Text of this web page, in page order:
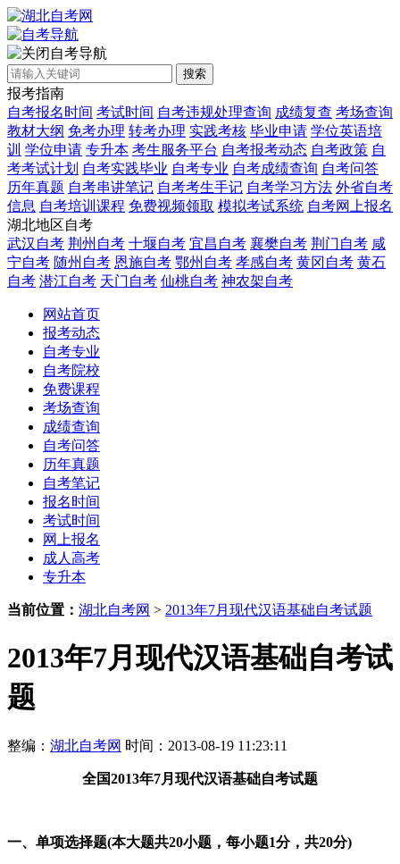
自考导航
搜索
报考指南
自考报名时间 考试时间 自考违规处理查询 成绩复查 考场查询
教材大纲 免考办理 转考办理 实践考核 毕业申请 学位英语培
训 学位申请 专升本 考生服务平台 自考报考动态 自考政策 自
考考试计划 自考实践毕业 自考专业 自考成绩查询 自考问答
历年真题 自考串讲笔记 自考考生手记 自考学习方法 外省自考
信息 自考培训课程 免费视频领取 模拟考试系统 自考网上报名
湖北地区自考
武汉自考 荆州自考 十堰自考 宜昌自考 襄樊自考 荆门自考 咸
宁自考 随州自考 恩施自考 鄂州自考 孝感自考 黄冈自考 黄石
自考 潜江自考 天门自考 仙桃自考 神农架自考
网站首页
报考动态
自考专业
自考院校
免费课程
考场查询
成绩查询
自考问答
历年真题
自考笔记
报名时间
考试时间
网上报名
成人高考
专升本
当前位置： 湖北自考网 > 2013年7月现代汉语基础自考试题
2013年7月现代汉语基础自考试
题
整编： 湖北自考网 时间：2013-08-19 11:23:11
全国2013年7月现代汉语基础自考试题
一、单项选择题(本大题共20小题，每小题1分，共20分)